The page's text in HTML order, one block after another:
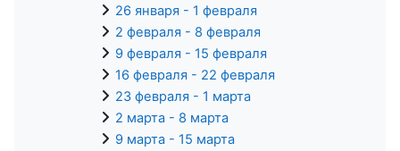
26 января - 1 февраля
2 февраля - 8 февраля
9 февраля - 15 февраля
16 февраля - 22 февраля
23 февраля - 1 марта
2 марта - 8 марта
9 марта - 15 марта